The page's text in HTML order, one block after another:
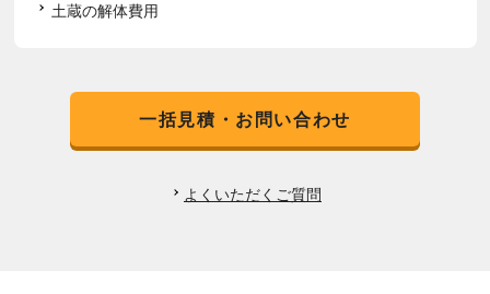
土蔵の解体費用
一括見積・お問い合わせ
よくいただくご質問